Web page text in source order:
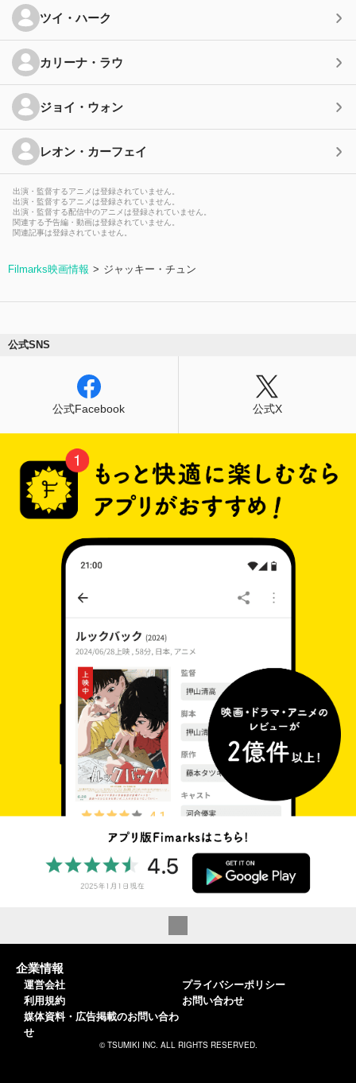
ツイ・ハーク
カリーナ・ラウ
ジョイ・ウォン
レオン・カーフェイ
出演・監督するアニメは登録されていません。
出演・監督するアニメは登録されていません。
出演・監督する配信中のアニメは登録されていません。
関連する予告編・動画は登録されていません。
関連記事は登録されていません。
Filmarks映画情報 ジャッキー・チュン
公式SNS
公式Facebook 公式X
企業情報
運営会社
利用規約
媒体資料・広告掲載のお問い合わ
せ
プライバシーポリシー
お問い合わせ
© TSUMIKI INC. ALL RIGHTS RESERVED.